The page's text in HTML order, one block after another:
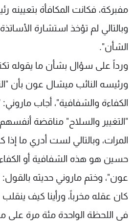
مفبركة، فكانت المكافأة بتعيينه
وبالتالي لم تؤخذ استشارة
الشأن".
ورداً على سؤال بشأن ما يقوله
ورئيسه النائب ميشال عون بأن
الكفاءة والشفافية"، أجاب
"التغيير والسلاح" مناقضة
المرات، وبالتالي لست أدري ما إذا
حسين هو هذه الشفافية أو
عون"، وختم ماروني حديثه
كان عقله مخرباً، ورأينا كيف
في اللحظة الواحدة مئة مرة على